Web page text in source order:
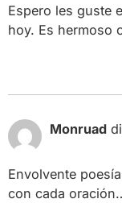
Espero les guste
hoy. Es hermoso
Monruad
Envolvente
con cada